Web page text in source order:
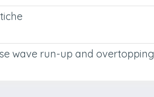
wave run-up and overtopping